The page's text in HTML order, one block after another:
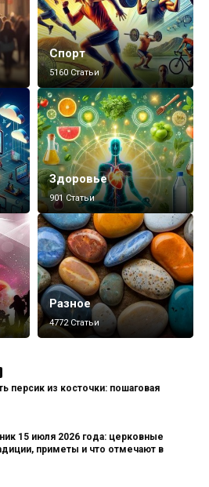
Спорт
5160 Статьи
Здоровье
901 Статьи
Разное
4772 Статьи
персик из косточки: пошаговая
15 июля 2026 года: церковные
приметы и что отмечают в